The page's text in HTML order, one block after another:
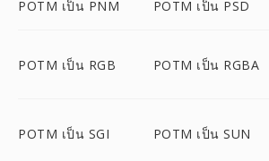
POTM เป็น PNM POTM เป็น PSD
POTM เป็น RGB POTM เป็น RGBA
POTM เป็น SGI POTM เป็น SUN